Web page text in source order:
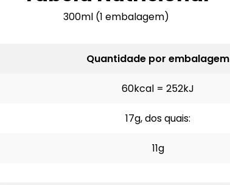
300ml (1 embalagem)
Quantidade por embalagem
60kcal = 252kJ
17g, dos quais:
11g